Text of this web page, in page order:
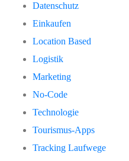
Datenschutz
Einkaufen
Location Based
Logistik
Marketing
No-Code
Technologie
Tourismus-Apps
Tracking Laufwege